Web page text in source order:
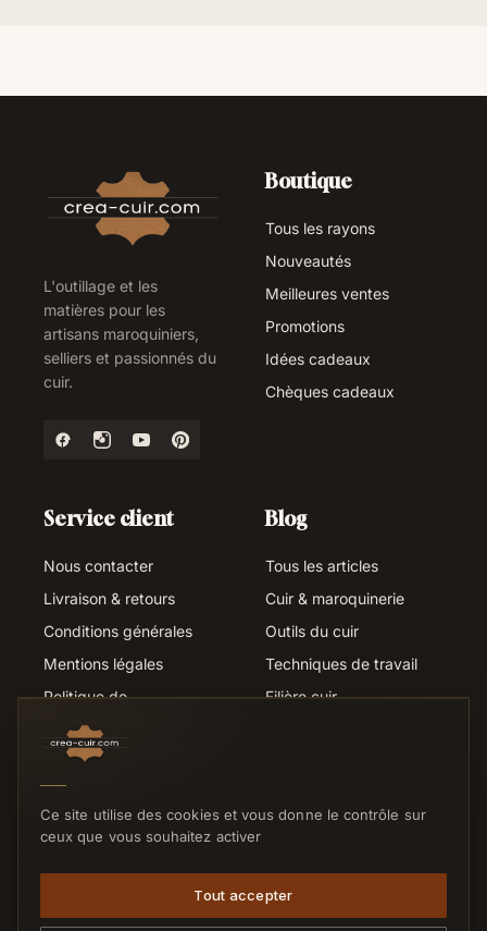
L'outillage et les
matières pour les
artisans maroquiniers,
selliers et passionnés du
cuir.
Boutique
Tous les rayons
Nouveautés
Meilleures ventes
Promotions
Idées cadeaux
Chèques cadeaux
Service client
Nous contacter
Livraison & retours
Conditions générales
Mentions légales
Politique de
Suivi de commande
Liens utiles
Blog
Tous les articles
Cuir & maroquinerie
Outils du cuir
Techniques de travail
Filière cuir
Ce site utilise des cookies et vous donne le contrôle sur
ceux que vous souhaitez activer
Tout accepter